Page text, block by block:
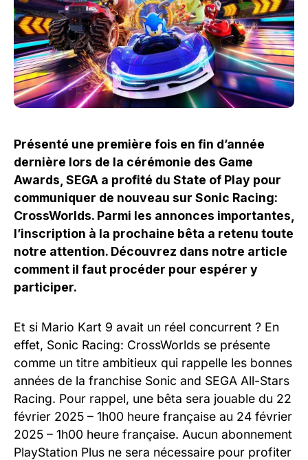
Présenté une première fois en fin d’année
dernière lors de la cérémonie des Game
Awards, SEGA a profité du State of Play pour
communiquer de nouveau sur Sonic Racing:
CrossWorlds. Parmi les annonces importantes,
l’inscription à la prochaine bêta a retenu toute
notre attention. Découvrez dans notre article
comment il faut procéder pour espérer y
participer.
Et si Mario Kart 9 avait un réel concurrent ? En
effet, Sonic Racing: CrossWorlds se présente
comme un titre ambitieux qui rappelle les bonnes
années de la franchise Sonic and SEGA All-Stars
Racing. Pour rappel, une bêta sera jouable du 22
février 2025 – 1h00 heure française au 24 février
2025 – 1h00 heure française. Aucun abonnement
PlayStation Plus ne sera nécessaire pour profiter